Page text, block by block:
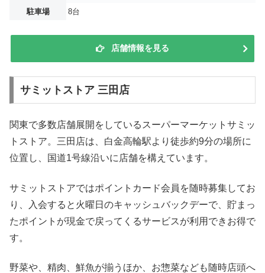
駐車場
8台
店舗情報を見る
サミットストア 三田店
関東で多数店舗展開をしているスーパーマーケットサミッ
トストア。三田店は、白金高輪駅より徒歩約9分の場所に
位置し、国道1号線沿いに店舗を構えています。
サミットストアではポイントカード会員を随時募集してお
り、入会すると火曜日のキャッシュバックデーで、貯まっ
たポイントが現金で戻ってくるサービスが利用できお得で
す。
野菜や、精肉、鮮魚が揃うほか、お惣菜なども随時店頭へ